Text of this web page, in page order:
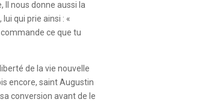
nous donne aussi la
qui prie ainsi : «
ce que tu
de la vie nouvelle
encore, saint Augustin
conversion avant de le